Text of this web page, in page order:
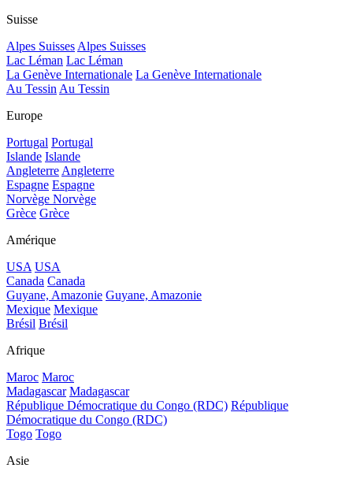
Suisse
Alpes Suisses Alpes Suisses
Lac Léman Lac Léman
La Genève Internationale La Genève Internationale
Au Tessin Au Tessin
Europe
Portugal Portugal
Islande Islande
Angleterre Angleterre
Espagne Espagne
Norvège Norvège
Grèce Grèce
Amérique
USA USA
Canada Canada
Guyane, Amazonie Guyane, Amazonie
Mexique Mexique
Brésil Brésil
Afrique
Maroc Maroc
Madagascar Madagascar
République Démocratique du Congo (RDC) République
Démocratique du Congo (RDC)
Togo Togo
Asie